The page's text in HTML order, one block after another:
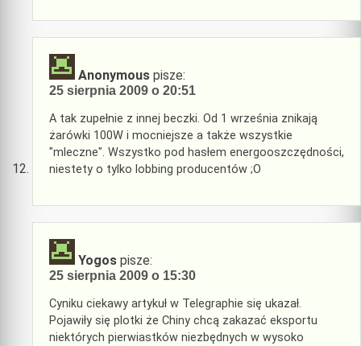
Anonymous pisze:
25 sierpnia 2009 o 20:51
A tak zupełnie z innej beczki. Od 1 września znikają
żarówki 100W i mocniejsze a także wszystkie
"mleczne". Wszystko pod hasłem energooszczędności,
niestety o tylko lobbing producentów ;O
Yogos pisze:
25 sierpnia 2009 o 15:30
Cyniku ciekawy artykuł w Telegraphie się ukazał.
Pojawiły się plotki że Chiny chcą zakazać eksportu
niektórych pierwiastków niezbędnych w wysoko